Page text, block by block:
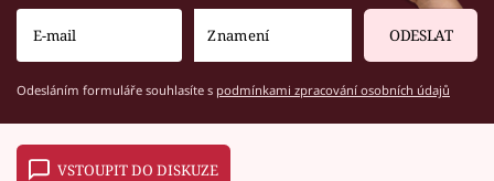
ODESLAT
Odesláním formuláře souhlasíte s podmínkami zpracování osobních údajů
VSTOUPIT DO DISKUZE